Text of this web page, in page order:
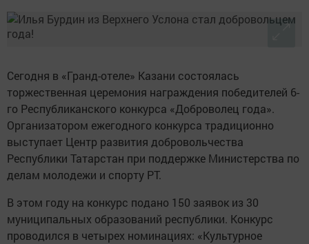
Сегодня в «Гранд-отеле» Казани состоялась
торжественная церемония награждения победителей 6-
го Республиканского конкурса «Доброволец года».
Организатором ежегодного конкурса традиционно
выступает Центр развития добровольчества
Республики Татарстан при поддержке Министерства по
делам молодежи и спорту РТ.
В этом году на конкурс подано 150 заявок из 30
муниципальных образований республики. Конкурс
проводился в четырех номинациях: «Культурное